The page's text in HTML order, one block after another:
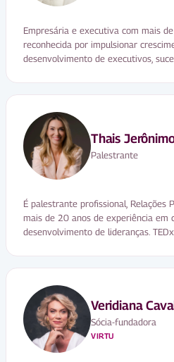
Empresária e executiva com mais
reconhecida por impulsionar
desenvolvimento de executivos,
Thais
Palestrante
É palestrante profissional, Relações
mais de 20 anos de experiência em
desenvolvimento de lideranças.
Veridiana
Sócia-fundadora
VIRTU